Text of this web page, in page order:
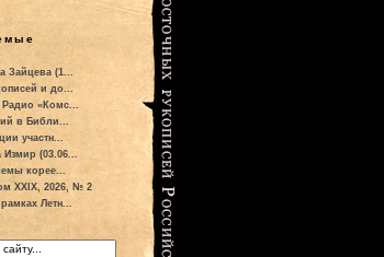
Зайцева (1...
и до...
«Комс...
в Библи...
участн...
Измир (03.06...
корее...
XXIX, 2026, № 2
Летн...